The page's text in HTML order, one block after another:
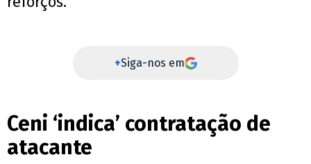
+Siga-nos em
Ceni ‘indica’ contratação de
atacante